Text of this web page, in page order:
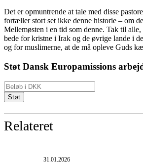
Det er opmuntrende at tale med disse
fortæller stort set ikke denne historie – om
Mellemøsten i en tid som denne. Tak til
bede for kristne i Irak og de øvrige lande i
og for muslimerne, at de må opleve Guds
Støt Dansk Europamissions
Relateret
31.01.2026